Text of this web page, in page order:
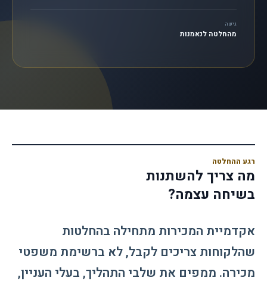
גישה
מהחלטה לנאמנות
רגע ההחלטה
מה צריך להשתנות
בשיחה עצמה?
אקדמיית המכירות מתחילה בהחלטות
שהלקוחות צריכים לקבל, לא ברשימת משפטי
מכירה. ממפים את שלבי התהליך, בעלי העניין,